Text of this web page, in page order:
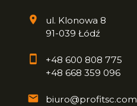
ul. Klonowa 8
91-039 Łódź
+48 600 808 775
+48 668 359 096
biuro@profitsc.com